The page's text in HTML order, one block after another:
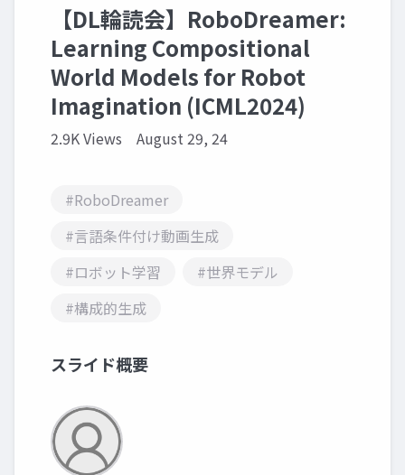
【DL輪読会】RoboDreamer:
Learning Compositional
World Models for Robot
Imagination (ICML2024)
2.9K Views August 29, 24
#RoboDreamer
#言語条件付け動画生成
#ロボット学習
#世界モデル
#構成的生成
スライド概要